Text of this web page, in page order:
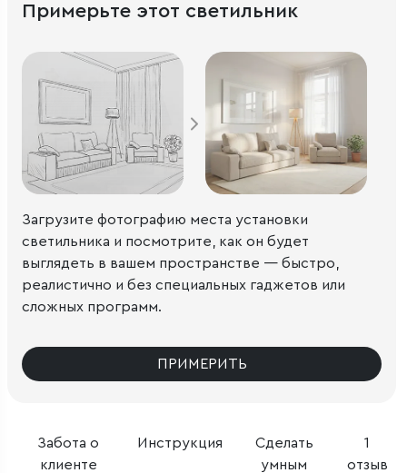
Забота о
клиенте
Инструкция
Сделать
умным
1
отзыв
Примерьте этот светильник
Загрузите фотографию места установки
светильника и посмотрите, как он будет
выглядеть в вашем пространстве — быстро,
реалистично и без специальных гаджетов или
сложных программ.
ПРИМЕРИТЬ